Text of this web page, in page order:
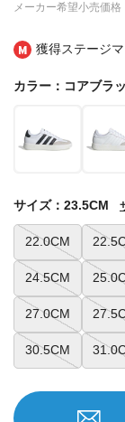
獲得ステージ
メーカー希望小売価格
カラー：コアブラ
22.0CM
24.5CM
27.0CM
30.5CM
サイズ：23.5CM